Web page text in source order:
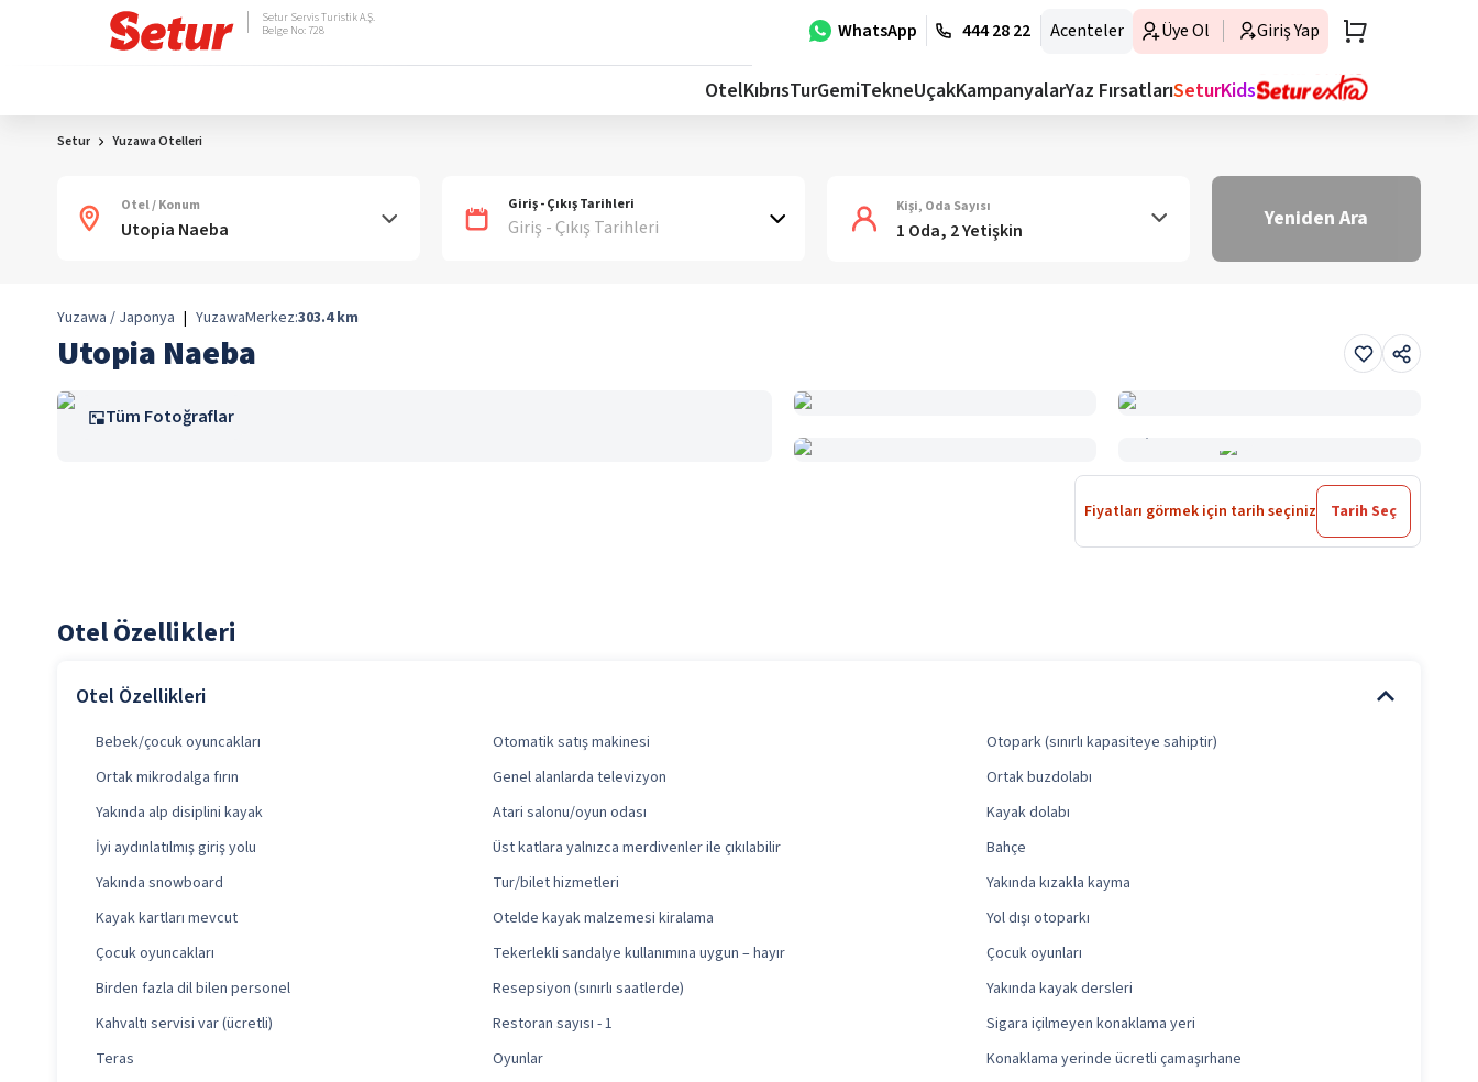
WhatsApp 444 28 22 Acenteler Üye Ol Giriş Yap
Setur Servis Turistik A.Ş.
Belge No: 728
OtelKıbrısTurGemiTekneUçakKampanyalarYaz FırsatlarıSeturKids
Setur Yuzawa Otelleri
Otel / Konum Giriş - Çıkış Tarihleri
Giriş - Çıkış Tarihleri
Kişi, Oda Sayısı
1 Oda, 2 Yetişkin Yeniden Ara
Yuzawa / Japonya | YuzawaMerkez:303.4 km
Utopia Naeba
Tüm Fotoğraflar
Fiyatları görmek için tarih seçiniz Tarih Seç
Otel Özellikleri
Otel Özellikleri
Bebek/çocuk oyuncakları Otomatik satış makinesi
Otopark (sınırlı kapasiteye sahiptir)
Ortak mikrodalga fırın
Genel alanlarda televizyon
Ortak buzdolabı
Yakında alp disiplini kayak
Atari salonu/oyun odası
Kayak dolabı
İyi aydınlatılmış giriş yolu
Üst katlara yalnızca merdivenler ile çıkılabilir
Bahçe
Yakında snowboard
Tur/bilet hizmetleri
Yakında kızakla kayma
Kayak kartları mevcut
Otelde kayak malzemesi kiralama
Yol dışı otoparkı
Çocuk oyuncakları
Tekerlekli sandalye kullanımına uygun – hayır
Çocuk oyunları
Birden fazla dil bilen personel
Resepsiyon (sınırlı saatlerde)
Yakında kayak dersleri
Kahvaltı servisi var (ücretli)
Restoran sayısı - 1
Sigara içilmeyen konaklama yeri
Teras
Oyunlar
Konaklama yerinde ücretli çamaşırhane